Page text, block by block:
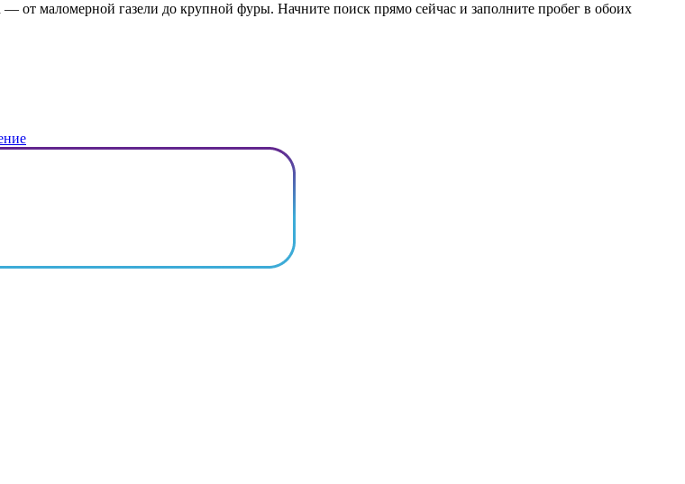
от маломерной газели до крупной фуры. Начните поиск прямо сейчас и заполните пробег в обоих